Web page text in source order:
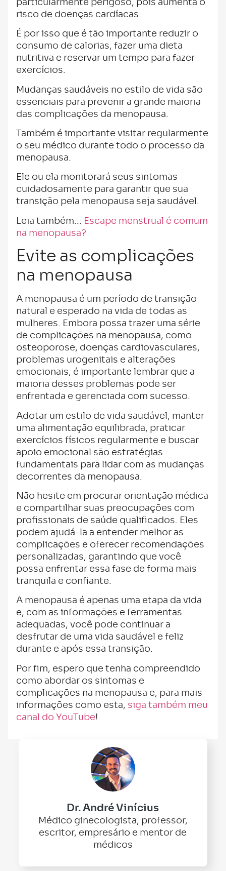
particularmente perigoso, pois aumenta o
risco de doenças cardíacas.
É por isso que é tão importante reduzir o
consumo de calorias, fazer uma dieta
nutritiva e reservar um tempo para fazer
exercícios.
Mudanças saudáveis ​​no estilo de vida são
essenciais para prevenir a grande maioria
das complicações da menopausa.
Também é importante visitar regularmente
o seu médico durante todo o processo da
menopausa.
Ele ou ela monitorará seus sintomas
cuidadosamente para garantir que sua
transição pela menopausa seja saudável.
Leia também::: Escape menstrual é comum
na menopausa?
Evite as complicações
na menopausa
A menopausa é um período de transição
natural e esperado na vida de todas as
mulheres. Embora possa trazer uma série
de complicações na menopausa, como
osteoporose, doenças cardiovasculares,
problemas urogenitais e alterações
emocionais, é importante lembrar que a
maioria desses problemas pode ser
enfrentada e gerenciada com sucesso.
Adotar um estilo de vida saudável, manter
uma alimentação equilibrada, praticar
exercícios físicos regularmente e buscar
apoio emocional são estratégias
fundamentais para lidar com as mudanças
decorrentes da menopausa.
Não hesite em procurar orientação médica
e compartilhar suas preocupações com
profissionais de saúde qualificados. Eles
podem ajudá-la a entender melhor as
complicações e oferecer recomendações
personalizadas, garantindo que você
possa enfrentar essa fase de forma mais
tranquila e confiante.
A menopausa é apenas uma etapa da vida
e, com as informações e ferramentas
adequadas, você pode continuar a
desfrutar de uma vida saudável e feliz
durante e após essa transição.
Por fim, espero que tenha compreendido
como abordar os sintomas e
complicações na menopausa e, para mais
informações como esta, siga também meu
canal do YouTube!
Dr. André Vinícius
Médico ginecologista, professor,
escritor, empresário e mentor de
médicos